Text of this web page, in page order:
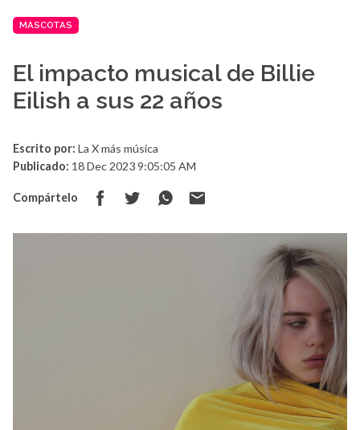
MASCOTAS
El impacto musical de Billie
Eilish a sus 22 años
Escrito por: La X más música
Publicado: 18 Dec 2023 9:05:05 AM
Compártelo